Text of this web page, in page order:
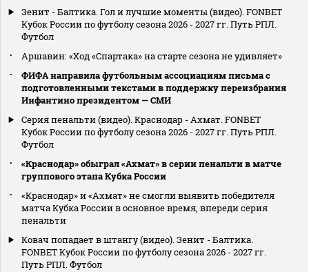
Зенит - Балтика. Гол и лучшие моменты (видео). FONBET
Кубок России по футболу сезона 2026 - 2027 гг. Путь РПЛ.
Футбол
Аршавин: «Ход «Спартака» на старте сезона не удивляет»
ФИФА направила футбольным ассоциациям письма с
подготовленными текстами в поддержку переизбрания
Инфантино президентом — СМИ
Серия пенальти (видео). Краснодар - Ахмат. FONBET
Кубок России по футболу сезона 2026 - 2027 гг. Путь РПЛ.
Футбол
«Краснодар» обыграл «Ахмат» в серии пенальти в матче
группового этапа Кубка России
«Краснодар» и «Ахмат» не смогли выявить победителя
матча Кубка России в основное время, впереди серия
пенальти
Ковач попадает в штангу (видео). Зенит - Балтика.
FONBET Кубок России по футболу сезона 2026 - 2027 гг.
Путь РПЛ. Футбол